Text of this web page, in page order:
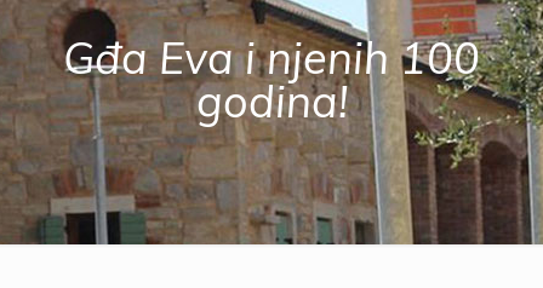
Gđa Eva i njenih 100
godina!